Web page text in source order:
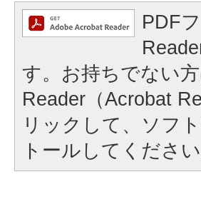
PDF
す。お持ちでない
Reader（Acrobat
リックして、ソフ
トールしてください